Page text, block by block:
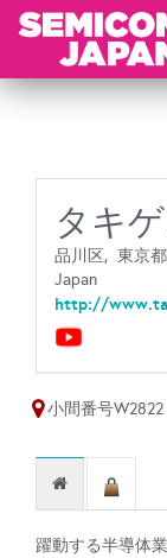
タキ
品川区, 東京都
Japan
http://
小間番号W2822
躍動する半導体